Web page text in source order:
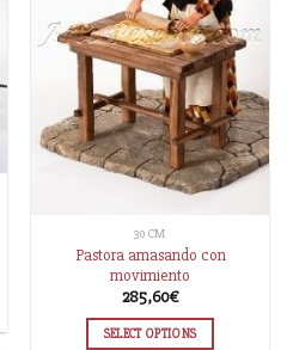
30 CM
Pastora amasando con
movimiento
285,60€
SELECT OPTIONS